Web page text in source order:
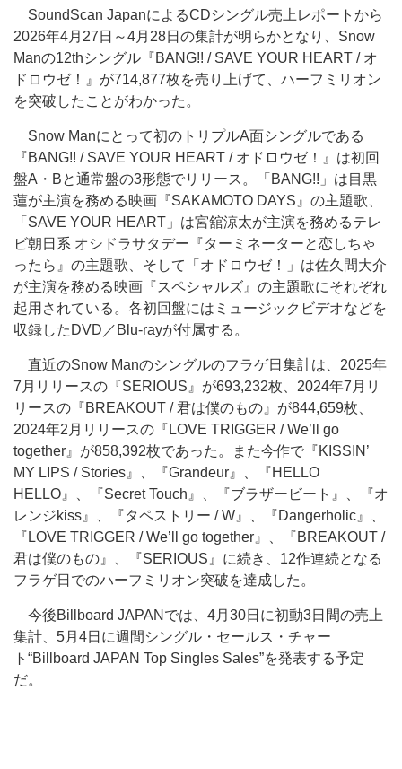
SoundScan JapanによるCDシングル売上レポートから
2026年4月27日～4月28日の集計が明らかとなり、Snow
Manの12thシングル『BANG!! / SAVE YOUR HEART / オ
ドロウゼ！』が714,877枚を売り上げて、ハーフミリオン
を突破したことがわかった。
Snow Manにとって初のトリプルA面シングルである
『BANG!! / SAVE YOUR HEART / オドロウゼ！』は初回
盤A・Bと通常盤の3形態でリリース。「BANG!!」は目黒
蓮が主演を務める映画『SAKAMOTO DAYS』の主題歌、
「SAVE YOUR HEART」は宮舘涼太が主演を務めるテレ
ビ朝日系 オシドラサタデー『ターミネーターと恋しちゃ
ったら』の主題歌、そして「オドロウゼ！」は佐久間大介
が主演を務める映画『スペシャルズ』の主題歌にそれぞれ
起用されている。各初回盤にはミュージックビデオなどを
収録したDVD／Blu-rayが付属する。
直近のSnow Manのシングルのフラゲ日集計は、2025年
7月リリースの『SERIOUS』が693,232枚、2024年7月リ
リースの『BREAKOUT / 君は僕のもの』が844,659枚、
2024年2月リリースの『LOVE TRIGGER / We’ll go
together』が858,392枚であった。また今作で『KISSIN’
MY LIPS / Stories』、『Grandeur』、『HELLO
HELLO』、『Secret Touch』、『ブラザービート』、『オ
レンジkiss』、『タペストリー / W』、『Dangerholic』、
『LOVE TRIGGER / We’ll go together』、『BREAKOUT /
君は僕のもの』、『SERIOUS』に続き、12作連続となる
フラゲ日でのハーフミリオン突破を達成した。
今後Billboard JAPANでは、4月30日に初動3日間の売上
集計、5月4日に週間シングル・セールス・チャー
ト“Billboard JAPAN Top Singles Sales”を発表する予定
だ。